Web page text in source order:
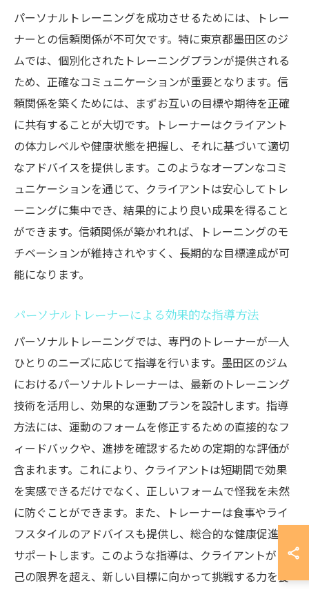
パーソナルトレーニングを成功させるためには、トレー
ナーとの信頼関係が不可欠です。特に東京都墨田区のジ
ムでは、個別化されたトレーニングプランが提供される
ため、正確なコミュニケーションが重要となります。信
頼関係を築くためには、まずお互いの目標や期待を正確
に共有することが大切です。トレーナーはクライアント
の体力レベルや健康状態を把握し、それに基づいて適切
なアドバイスを提供します。このようなオープンなコミ
ュニケーションを通じて、クライアントは安心してトレ
ーニングに集中でき、結果的により良い成果を得ること
ができます。信頼関係が築かれれば、トレーニングのモ
チベーションが維持されやすく、長期的な目標達成が可
能になります。
パーソナルトレーナーによる効果的な指導方法
パーソナルトレーニングでは、専門のトレーナーが一人
ひとりのニーズに応じて指導を行います。墨田区のジム
におけるパーソナルトレーナーは、最新のトレーニング
技術を活用し、効果的な運動プランを設計します。指導
方法には、運動のフォームを修正するための直接的なフ
ィードバックや、進捗を確認するための定期的な評価が
含まれます。これにより、クライアントは短期間で効果
を実感できるだけでなく、正しいフォームで怪我を未然
に防ぐことができます。また、トレーナーは食事やライ
フスタイルのアドバイスも提供し、総合的な健康促進を
サポートします。このような指導は、クライアントが自
己の限界を超え、新しい目標に向かって挑戦する力を養